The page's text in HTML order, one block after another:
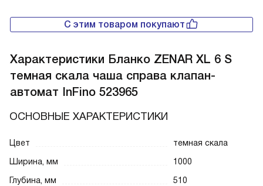
С этим товаром покупают
Характеристики Бланко ZENAR XL 6 S
темная скала чаша справа клапан-
автомат InFino 523965
ОСНОВНЫЕ ХАРАКТЕРИСТИКИ
Цвет
темная скала
Ширина, мм
1000
Глубина, мм
510